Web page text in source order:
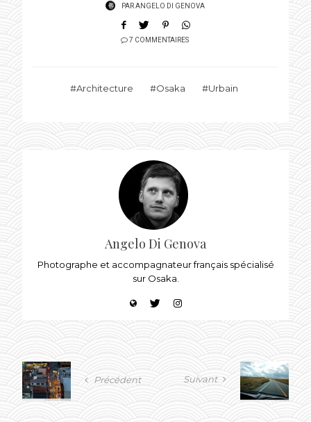
PARANGELO DI GENOVA
7 COMMENTAIRES
Architecture Osaka Urbain
Angelo Di Genova
Photographe et accompagnateur français spécialisé
sur Osaka.
Précédent Suivant